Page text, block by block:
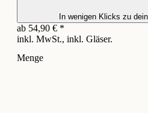
In wenigen Klicks zu
ab 54,90 € *
inkl. MwSt., inkl. Gläser.
Menge